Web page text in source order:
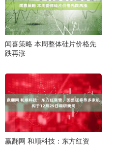
闻喜策略 本周整体硅片价格先
跌再涨
赢翻网 和顺科技：东方红资